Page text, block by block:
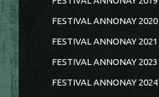
FESTIVAL ANNONAY 2020
FESTIVAL ANNONAY 2021
FESTIVAL ANNONAY 2023
FESTIVAL ANNONAY 2024